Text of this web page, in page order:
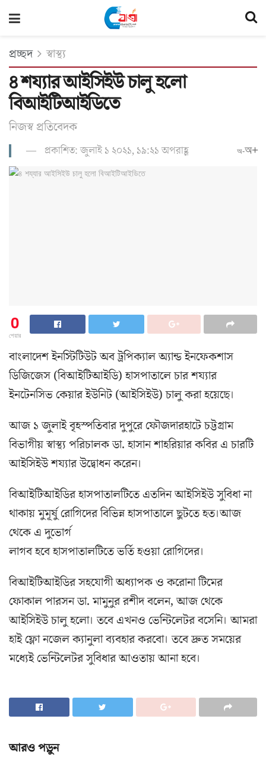
প্রচ্ছদ স্বাস্থ্য
৪ শয্যার আইসিইউ চালু হলো
বিআইটিআইডিতে
নিজস্ব প্রতিবেদক
প্রকাশিত: জুলাই ১ ২০২১, ১৯:২১ অপরাহ্ণ অ-অ+
0
শেয়ার
বাংলাদেশ ইনস্টিটিউট অব ট্রপিক্যাল অ্যান্ড ইনফেকশাস
ডিজিজেস (বিআইটিআইডি) হাসপাতালে চার শয্যার
ইনটেনসিভ কেয়ার ইউনিট (আইসিইউ) চালু করা হয়েছে।
আজ ১ জুলাই বৃহস্পতিবার দুপুরে ফৌজদারহাটে চট্টগ্রাম
বিভাগীয় স্বাস্থ্য পরিচালক ডা. হাসান শাহরিয়ার কবির এ চারটি
আইসিইউ শয্যার উদ্বোধন করেন।
বিআইটিআইডির হাসপাতালটিতে এতদিন আইসিইউ সুবিধা না
থাকায় মুমূর্ষু রোগিদের বিভিন্ন হাসপাতালে ছুটতে হত।আজ
থেকে এ দুভোর্গ
লাগব হবে হাসপাতালটিতে ভর্তি হওয়া রোগিদের।
বিআইটিআইডির সহযোগী অধ্যাপক ও করোনা টিমের
ফোকাল পারসন ডা. মামুনুর রশীদ বলেন, আজ থেকে
আইসিইউ চালু হলো। তবে এখনও ভেন্টিলেটর বসেনি। আমরা
হাই ফ্লো নজেল ক্যানুলা ব্যবহার করবো। তবে দ্রুত সময়ের
মধ্যেই ভেন্টিলেটর সুবিধার আওতায় আনা হবে।
আরও পড়ুন